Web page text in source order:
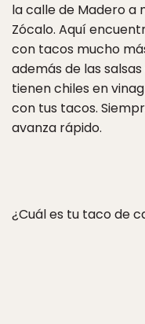
la calle de Madero a
Zócalo. Aquí
con tacos mucho
además de las
tienen chiles en
con tus tacos.
avanza rápido.
¿Cuál es tu taco de